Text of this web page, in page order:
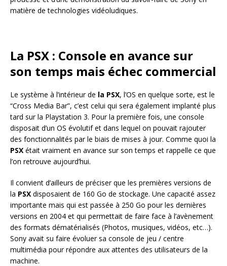
matière de technologies vidéoludiques.
La PSX : Console en avance sur
son temps mais échec commercial
Le système à l’intérieur de la PSX, l’OS en quelque sorte, est le
“Cross Media Bar”, c’est celui qui sera également implanté plus
tard sur la Playstation 3. Pour la première fois, une console
disposait d’un OS évolutif et dans lequel on pouvait rajouter
des fonctionnalités par le biais de mises à jour. Comme quoi la
PSX était vraiment en avance sur son temps et rappelle ce que
l’on retrouve aujourd’hui.
Il convient d’ailleurs de préciser que les premières versions de
la PSX disposaient de 160 Go de stockage. Une capacité assez
importante mais qui est passée à 250 Go pour les dernières
versions en 2004 et qui permettait de faire face à l’avènement
des formats dématérialisés (Photos, musiques, vidéos, etc…).
Sony avait su faire évoluer sa console de jeu / centre
multimédia pour répondre aux attentes des utilisateurs de la
machine.